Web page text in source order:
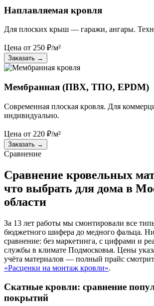
Наплавляемая кровля
Для плоских крыш — гаражи, ангары.
Цена от 250 ₽/м²
Заказать →
Мембранная (ПВХ, ТПО, EPDM)
Современная плоская кровля. Для
индивидуально.
Цена от 220 ₽/м²
Заказать →
Сравнение
Сравнение кровельных
что выбрать для дома в
области
За 13 лет работы мы смонтировали все
бюджетного шифера до медного фальца.
сравнение: без маркетинга, с цифрами и
службы в климате Подмосковья. Цены
учёта материалов — полный прайс
«Расценки на монтаж кровли».
Скатные кровли: сравнение
покрытий